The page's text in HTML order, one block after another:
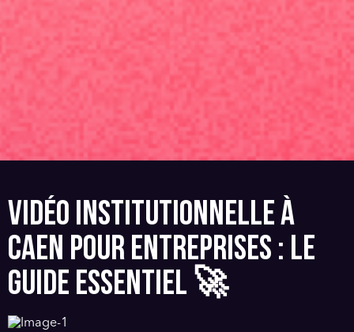
VIDÉO INSTITUTIONNELLE À
CAEN POUR ENTREPRISES : LE
GUIDE ESSENTIEL 🚀